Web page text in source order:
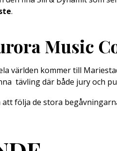
.
Music
världen kommer till
tävling där både jury och
följa de stora